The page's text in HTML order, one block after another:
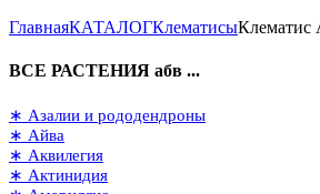
ГлавнаяКАТАЛОГКлематисыКлематис
ВСЕ РАСТЕНИЯ абв ...
∗ Азалии и рододендроны
∗ Айва
∗ Аквилегия
∗ Актинидия